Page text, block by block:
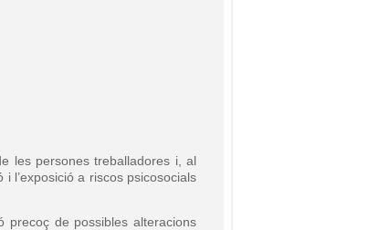
les persones treballadores i, al
l’exposició a riscos psicosocials
de possibles alteracions